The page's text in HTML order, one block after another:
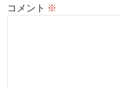
コメント ※